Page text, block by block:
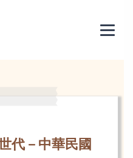
代－中華民國